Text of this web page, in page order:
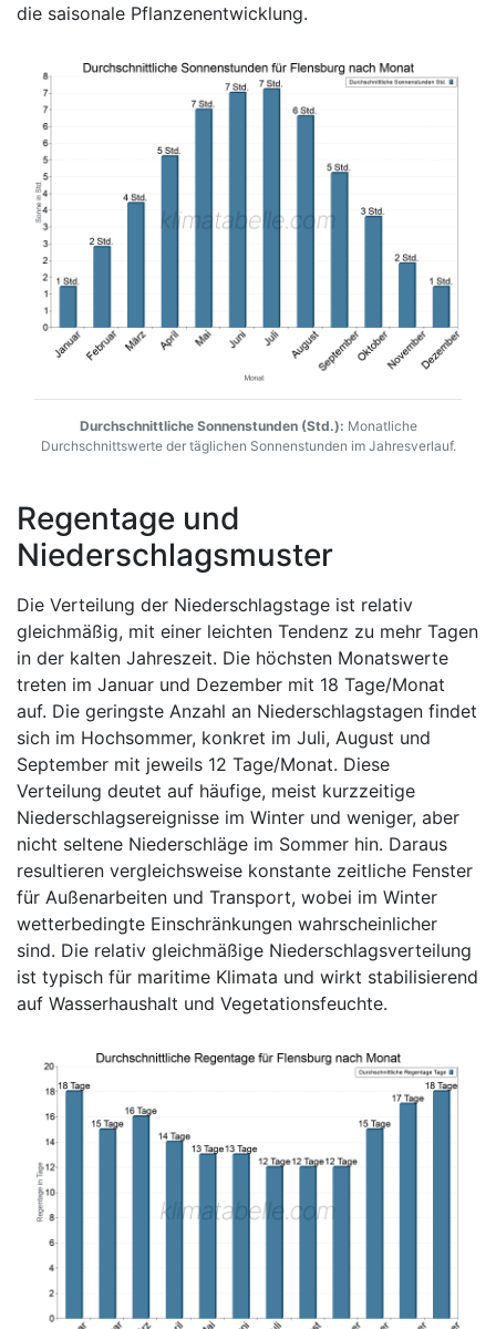
die saisonale Pflanzenentwicklung.
Durchschnittliche Sonnenstunden (Std.): Monatliche
Durchschnittswerte der täglichen Sonnenstunden im Jahresverlauf.
Regentage und
Niederschlagsmuster
Die Verteilung der Niederschlagstage ist relativ
gleichmäßig, mit einer leichten Tendenz zu mehr Tagen
in der kalten Jahreszeit. Die höchsten Monatswerte
treten im Januar und Dezember mit 18 Tage/Monat
auf. Die geringste Anzahl an Niederschlagstagen findet
sich im Hochsommer, konkret im Juli, August und
September mit jeweils 12 Tage/Monat. Diese
Verteilung deutet auf häufige, meist kurzzeitige
Niederschlagsereignisse im Winter und weniger, aber
nicht seltene Niederschläge im Sommer hin. Daraus
resultieren vergleichsweise konstante zeitliche Fenster
für Außenarbeiten und Transport, wobei im Winter
wetterbedingte Einschränkungen wahrscheinlicher
sind. Die relativ gleichmäßige Niederschlagsverteilung
ist typisch für maritime Klimata und wirkt stabilisierend
auf Wasserhaushalt und Vegetationsfeuchte.